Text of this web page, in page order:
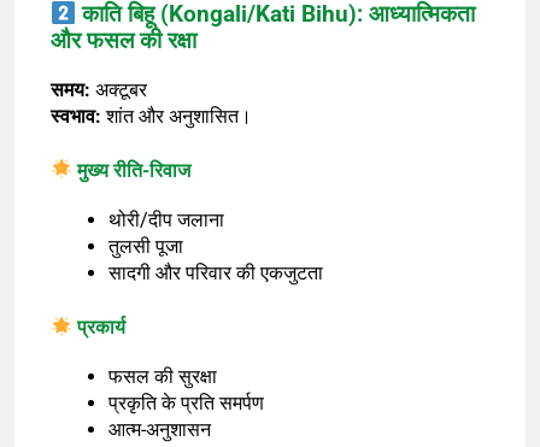
काति बिहू (Kongali/Kati Bihu): आध्यात्मिकता
और फसल की रक्षा
समय: अक्टूबर
स्वभाव: शांत और अनुशासित।
मुख्य रीति-रिवाज
थोरी/दीप जलाना
तुलसी पूजा
सादगी और परिवार की एकजुटता
प्रकार्य
फसल की सुरक्षा
प्रकृति के प्रति समर्पण
आत्म-अनुशासन